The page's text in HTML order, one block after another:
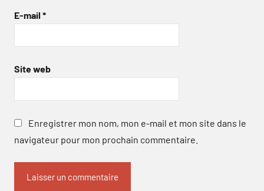
E-mail *
Site web
Enregistrer mon nom, mon e-mail et mon site dans le
navigateur pour mon prochain commentaire.